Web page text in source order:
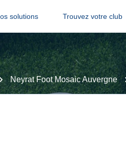
solutions Trouvez votre club
Neyrat Foot Mosaic Auvergne